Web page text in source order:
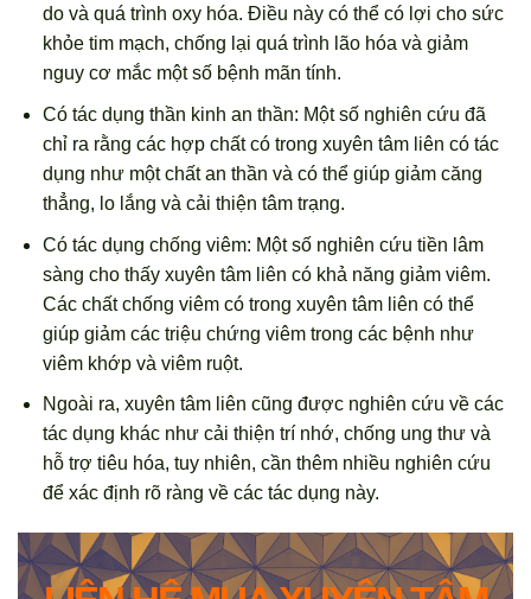
do và quá trình oxy hóa. Điều này có thể có lợi cho sức
khỏe tim mạch, chống lại quá trình lão hóa và giảm
nguy cơ mắc một số bệnh mãn tính.
Có tác dụng thần kinh an thần: Một số nghiên cứu đã
chỉ ra rằng các hợp chất có trong xuyên tâm liên có tác
dụng như một chất an thần và có thể giúp giảm căng
thẳng, lo lắng và cải thiện tâm trạng.
Có tác dụng chống viêm: Một số nghiên cứu tiền lâm
sàng cho thấy xuyên tâm liên có khả năng giảm viêm.
Các chất chống viêm có trong xuyên tâm liên có thể
giúp giảm các triệu chứng viêm trong các bệnh như
viêm khớp và viêm ruột.
Ngoài ra, xuyên tâm liên cũng được nghiên cứu về các
tác dụng khác như cải thiện trí nhớ, chống ung thư và
hỗ trợ tiêu hóa, tuy nhiên, cần thêm nhiều nghiên cứu
để xác định rõ ràng về các tác dụng này.